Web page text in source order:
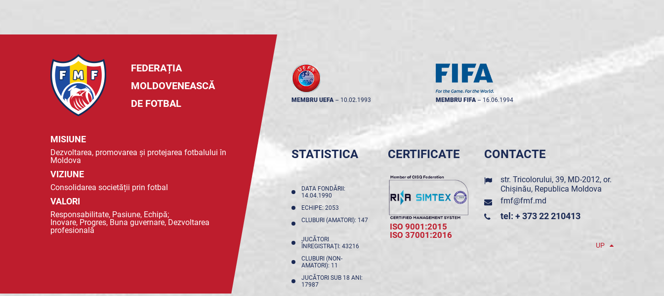
FEDERAȚIA
MOLDOVENEASCĂ
DE FOTBAL
MISIUNE
Dezvoltarea, promovarea și protejarea fotbalului în
Moldova
VIZIUNE
Consolidarea societății prin fotbal
VALORI
Responsabilitate, Pasiune, Echipă;
Inovare, Progres, Buna guvernare, Dezvoltarea
profesională
MEMBRU UEFA -- 10.02.1993 MEMBRU FIFA -- 16.06.1994
STATISTICA
DATA FONDĂRII:
14.04.1990
ECHIPE: 2053
CLUBURI (AMATORI): 147
JUCĂTORI
ÎNREGISTRAŢI: 43216
CLUBURI (NON-
AMATORI): 11
JUCĂTORI SUB 18 ANI:
17987
CERTIFICATE
ISO 9001:2015
ISO 37001:2016
CONTACTE
str. Tricolorului, 39, MD-2012, or.
Chișinău, Republica Moldova
fmf@fmf.md
tel: + 373 22 210413
UP